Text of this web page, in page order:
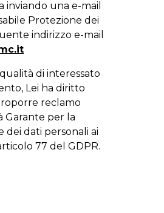
inviando una e-mail
Protezione dei
indirizzo e-mail
di interessato
Lei ha diritto
reclamo
Garante per la
dei dati personali ai
77 del GDPR.